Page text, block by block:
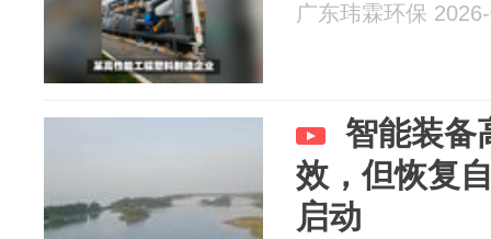
广东玮霖环保
智能装备
效，但恢复
启动